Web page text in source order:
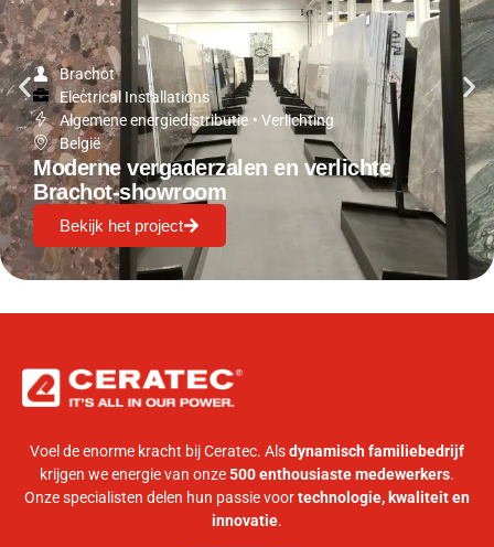
Brachot
Electrical Installations
Algemene energiedistributie • Verlichting
België
Moderne vergaderzalen en verlichte
Brachot-showroom
Bekijk het project
Voel de enorme kracht bij Ceratec. Alsdynamisch familiebedrijf
krijgen we energie van onze500 enthousiaste medewerkers.
Onze specialisten delen hun passie voortechnologie, kwaliteit en
innovatie.